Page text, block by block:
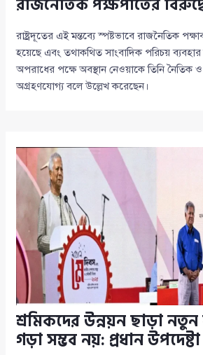
রাজনৈতিক পক্ষপাতের
রাষ্ট্রদূতের এই মন্তব্যে স্পষ্টভাবে রাজনৈতিক
হয়েছে এবং তথাকথিত সাংবাদিক পরিচয়
অপরাধের পক্ষে অবস্থান নেওয়াকে তিনি নৈতিক
অগ্রহণযোগ্য বলে উল্লেখ করেছেন।
শ্রমিকদের উন্নয়ন ছাড়া নতুন
গড়া সম্ভব নয়: প্রধান উপদেষ্টা